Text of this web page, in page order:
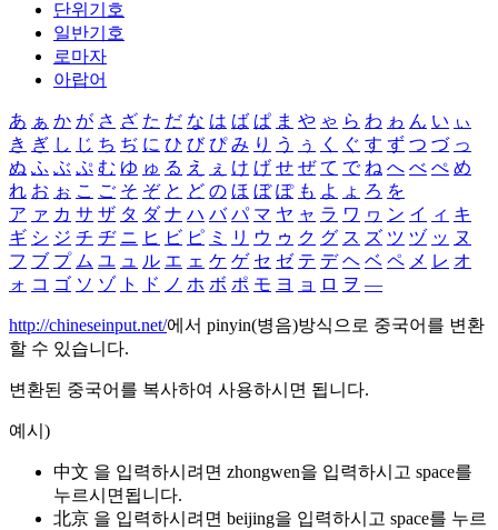
단위기호
일반기호
로마자
아랍어
あ ぁ か が さ ざ た だ な は ば ぱ ま や ゃ ら わ ゎ ん い ぃ
き ぎ し じ ち ぢ に ひ び ぴ み り う ぅ く ぐ す ず つ づ っ
ぬ ふ ぶ ぷ む ゆ ゅ る え ぇ け げ せ ぜ て で ね へ べ ぺ め
れ お ぉ こ ご そ ぞ と ど の ほ ぼ ぽ も よ ょ ろ を
ア ァ カ サ ザ タ ダ ナ ハ バ パ マ ヤ ャ ラ ワ ヮ ン イ ィ キ
ギ シ ジ チ ヂ ニ ヒ ビ ピ ミ リ ウ ゥ ク グ ス ズ ツ ヅ ッ ヌ
フ ブ プ ム ユ ュ ル エ ェ ケ ゲ セ ゼ テ デ ヘ ベ ペ メ レ オ
ォ コ ゴ ソ ゾ ト ド ノ ホ ボ ポ モ ヨ ョ ロ ヲ ―
http://chineseinput.net/에서 pinyin(병음)방식으로 중국어를 변환
할 수 있습니다.
변환된 중국어를 복사하여 사용하시면 됩니다.
예시)
中文 을 입력하시려면 zhongwen을 입력하시고 space를
누르시면됩니다.
北京 을 입력하시려면 beijing을 입력하시고 space를 누르